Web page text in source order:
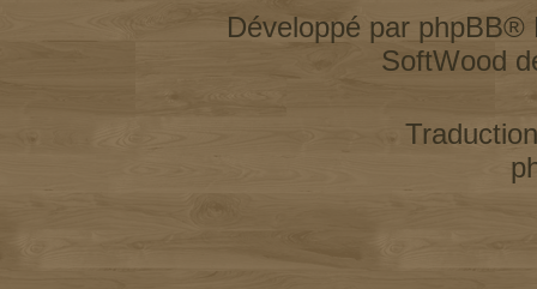
Développé par phpBB®
SoftWood